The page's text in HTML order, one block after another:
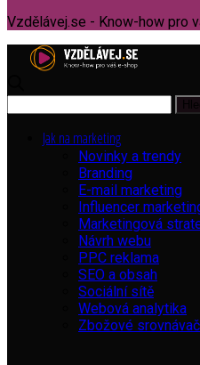
Vzdělávej.se - Know-how pro
Jak na marketing
Novinky a trendy
Branding
E-mail marketing
Influencer
Marketingová
Návrh webu
PPC reklama
SEO a obsah
Sociální sítě
Webová analytika
Zbožové